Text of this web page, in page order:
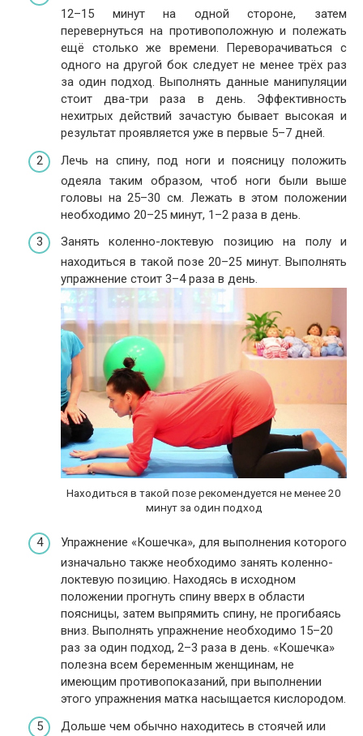
12–15 минут на одной стороне, затем
перевернуться на противоположную и полежать
ещё столько же времени. Переворачиваться с
одного на другой бок следует не менее трёх раз
за один подход. Выполнять данные манипуляции
стоит два-три раза в день. Эффективность
нехитрых действий зачастую бывает высокая и
результат проявляется уже в первые 5–7 дней.
Лечь на спину, под ноги и поясницу положить
одеяла таким образом, чтоб ноги были выше
головы на 25–30 см. Лежать в этом положении
необходимо 20–25 минут, 1–2 раза в день.
Занять коленно-локтевую позицию на полу и
находиться в такой позе 20–25 минут. Выполнять
упражнение стоит 3–4 раза в день.
Находиться в такой позе рекомендуется не менее 20
минут за один подход
Упражнение «Кошечка», для выполнения которого
изначально также необходимо занять коленно-
локтевую позицию. Находясь в исходном
положении прогнуть спину вверх в области
поясницы, затем выпрямить спину, не прогибаясь
вниз. Выполнять упражнение необходимо 15–20
раз за один подход, 2–3 раза в день. «Кошечка»
полезна всем беременным женщинам, не
имеющим противопоказаний, при выполнении
этого упражнения матка насыщается кислородом.
Дольше чем обычно находитесь в стоячей или